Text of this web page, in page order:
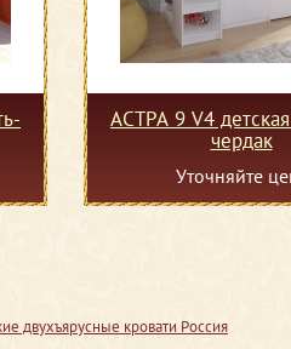
АСТРА 9 V4
чердак
Уточняйте
двухъярусные кровати Россия